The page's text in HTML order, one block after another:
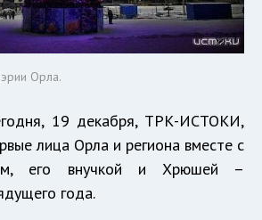
Орла.
19 декабря, ТРК-ИСТОКИ,
лица Орла и региона вместе с
его внучкой и Хрюшей –
года.